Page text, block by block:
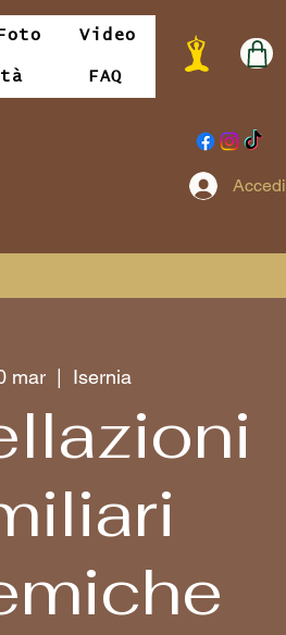
Video
FAQ
Accedi
mar
  |
Isernia